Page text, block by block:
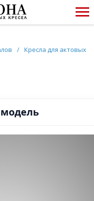
/ Кресла для актовых
модель